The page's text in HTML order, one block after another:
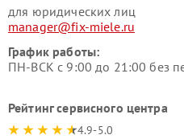
для юридических лиц
manager@fix-miele.ru
График работы:
ПН-ВСК с 9:00 до 21:00 без
Рейтинг сервисного центра
4.9-5.0